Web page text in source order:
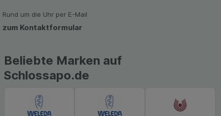
hierfür teilweise an Dritte wie z.B. Google oder
soziale Medien übertragen werden.
Rund um die Uhr per E-Mail
zum Kontaktformular
Beliebte Marken auf
Schlossapo.de